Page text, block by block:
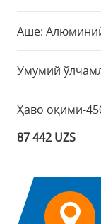
Ашё:
Умумий
Ҳаво оқими-
87 442 UZS